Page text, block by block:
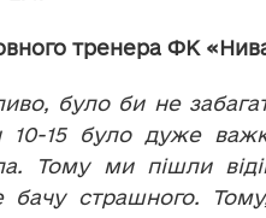
тренера ФК
було би не
15 було дуже
Тому ми пішли
бачу страшного.